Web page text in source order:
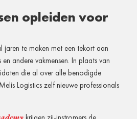
opleiden voor
jaren te maken met een tekort aan
andere vakmensen. In plaats van
die al over alle benodigde
Logistics zelf nieuwe professionals